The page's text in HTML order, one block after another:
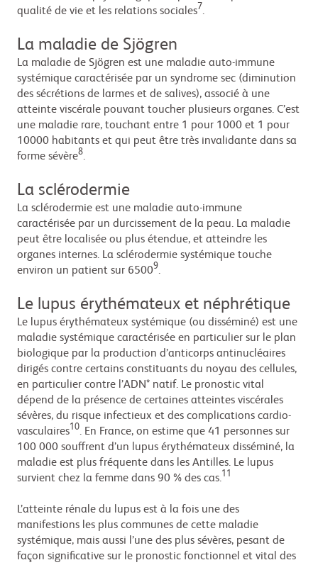
qualité de vie et les relations sociales7.
La maladie de Sjögren
La maladie de Sjögren est une maladie auto-immune
systémique caractérisée par un syndrome sec (diminution
des sécrétions de larmes et de salives), associé à une
atteinte viscérale pouvant toucher plusieurs organes. C’est
une maladie rare, touchant entre 1 pour 1000 et 1 pour
10000 habitants et qui peut être très invalidante dans sa
forme sévère8.
La sclérodermie
La sclérodermie est une maladie auto-immune
caractérisée par un durcissement de la peau. La maladie
peut être localisée ou plus étendue, et atteindre les
organes internes. La sclérodermie systémique touche
environ un patient sur 65009.
Le lupus érythémateux et néphrétique
Le lupus érythémateux systémique (ou disséminé) est une
maladie systémique caractérisée en particulier sur le plan
biologique par la production d’anticorps antinucléaires
dirigés contre certains constituants du noyau des cellules,
en particulier contre l’ADN* natif. Le pronostic vital
dépend de la présence de certaines atteintes viscérales
sévères, du risque infectieux et des complications cardio-
vasculaires10. En France, on estime que 41 personnes sur
100 000 souffrent d’un lupus érythémateux disséminé, la
maladie est plus fréquente dans les Antilles. Le lupus
survient chez la femme dans 90 % des cas.11
L’atteinte rénale du lupus est à la fois une des
manifestions les plus communes de cette maladie
systémique, mais aussi l’une des plus sévères, pesant de
façon significative sur le pronostic fonctionnel et vital des